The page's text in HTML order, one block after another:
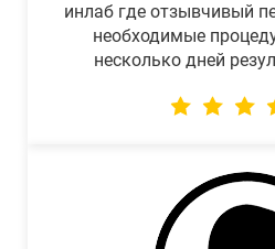
инлаб где отзывчивый
необходимые
несколько дней